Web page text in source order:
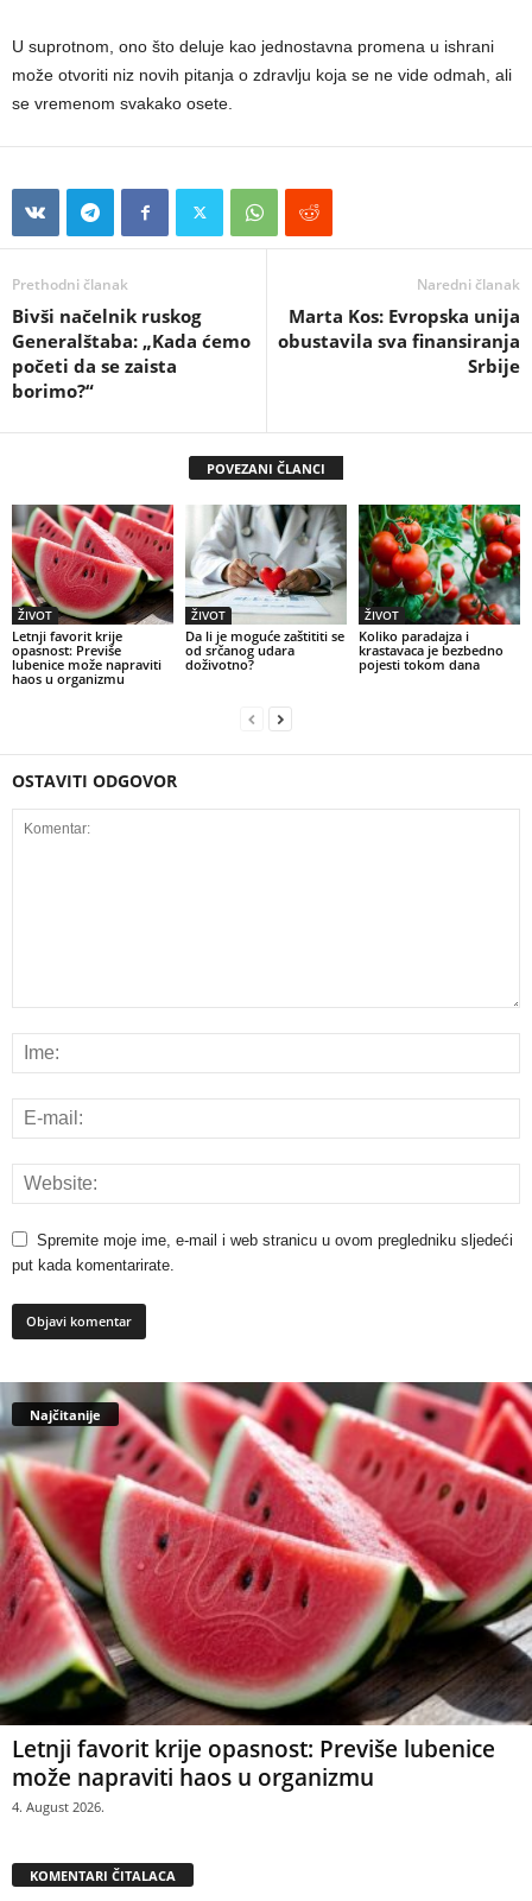
U suprotnom, ono što deluje kao jednostavna promena u ishrani
može otvoriti niz novih pitanja o zdravlju koja se ne vide odmah, ali
se vremenom svakako osete.
Prethodni članak
Bivši načelnik ruskog
Generalštaba: „Kada ćemo
početi da se zaista
borimo?“
Naredni članak
Marta Kos: Evropska unija
obustavila sva finansiranja
Srbije
POVEZANI ČLANCI
ŽIVOT
Letnji favorit krije
opasnost: Previše
lubenice može napraviti
haos u organizmu
ŽIVOT
Da li je moguće zaštititi se
od srčanog udara
doživotno?
ŽIVOT
Koliko paradajza i
krastavaca je bezbedno
pojesti tokom dana
OSTAVITI ODGOVOR
Spremite moje ime, e-mail i web stranicu u ovom pregledniku sljedeći
put kada komentarirate.
Najčitanije
Letnji favorit krije opasnost: Previše lubenice
može napraviti haos u organizmu
4. August 2026.
KOMENTARI ČITALACA